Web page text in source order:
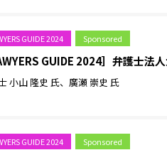
GUIDE 2024 Sponsored
GUIDE 2024］弁護士法
小山 隆史 氏、廣瀬 崇史 氏
GUIDE 2024 Sponsored